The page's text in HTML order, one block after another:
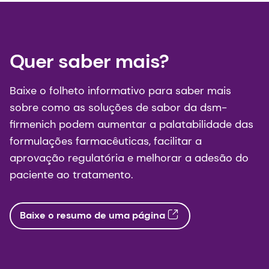
2. Tisi DA, Worthington JH. Teste de
farmacêuticos ativos.Arquivos de Pesquisa
Médica. 2024;12(10).
doi:https://doi.org/10.18103/mra.v12i10.5890.
3. Administração de Alimentos e Medicamentos
dos EUA (FDA). (2018). Uso de líquidos e/ou
a administração de medicamentos:
considerações gerais para a seleção e métodos
Quer saber mais?
Baixe o folheto informativo para saber mais
sobre como as soluções de sabor da dsm-
firmenich podem aumentar a palatabilidade das
formulações farmacêuticas, facilitar a
aprovação regulatória e melhorar a adesão do
paciente ao tratamento.
Baixe o resumo de uma página